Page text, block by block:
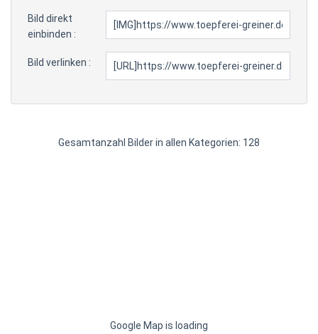
Bild direkt
einbinden :
Bild verlinken :
Gesamtanzahl Bilder in allen Kategorien: 128
Google Map is loading